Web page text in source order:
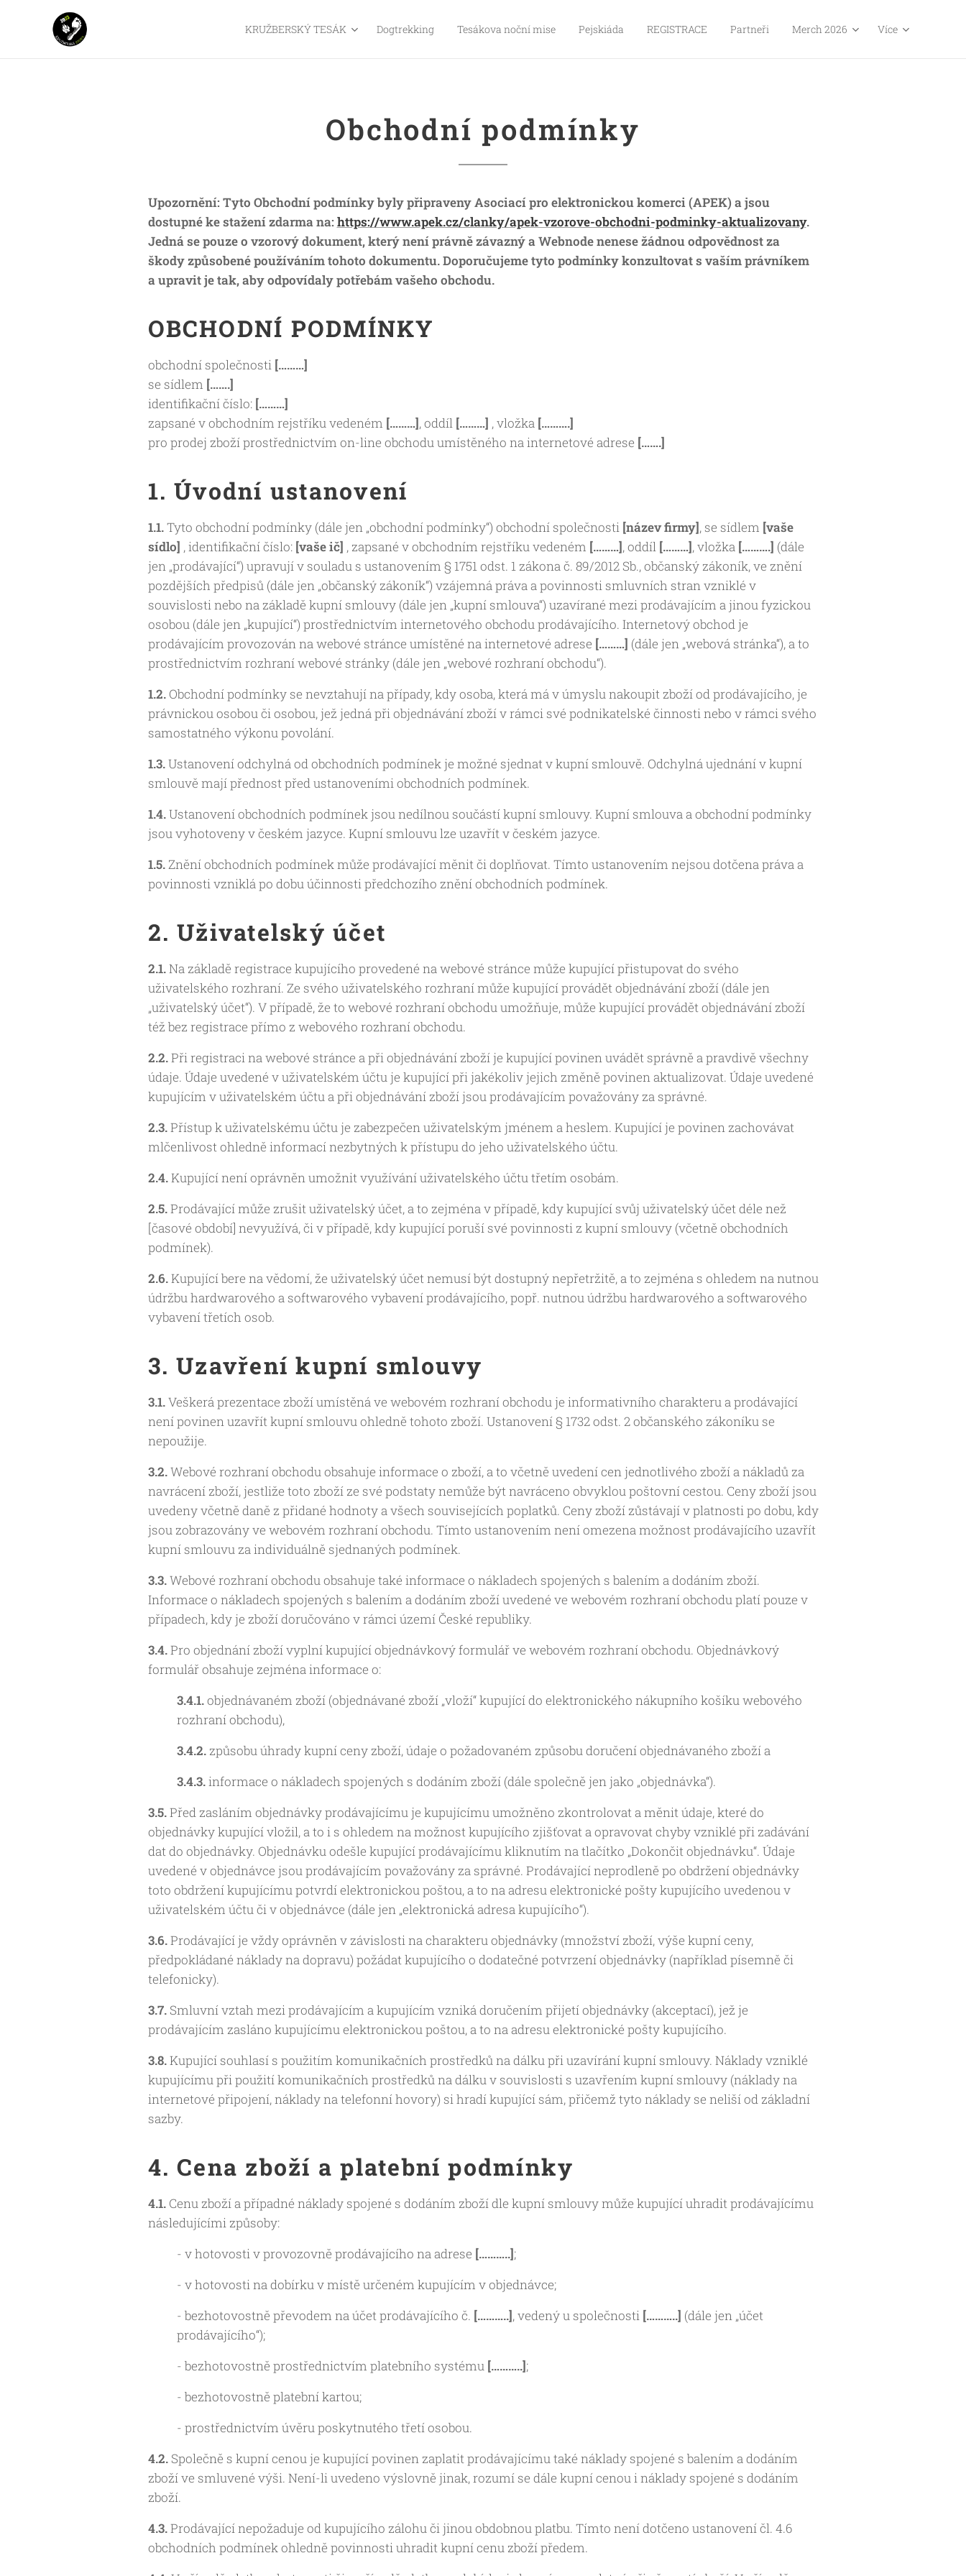
KRUŽBERSKÝ TESÁK Dogtrekking Tesákova noční mise Pejskiáda REGISTRACE Partneři Merch 2026 Více
Obchodní podmínky
Upozornění: Tyto Obchodní podmínky byly připraveny Asociací pro elektronickou komerci (APEK) a jsou
dostupné ke stažení zdarma na: https://www.apek.cz/clanky/apek-vzorove-obchodni-podminky-aktualizovany.
Jedná se pouze o vzorový dokument, který není právně závazný a Webnode nenese žádnou odpovědnost za
škody způsobené používáním tohoto dokumentu. Doporučujeme tyto podmínky konzultovat s vaším právníkem
a upravit je tak, aby odpovídaly potřebám vašeho obchodu.
OBCHODNÍ PODMÍNKY
obchodní společnosti[………]
se sídlem […….]
identifikační číslo: [………]
zapsané v obchodním rejstříku vedeném [………], oddíl [………] , vložka [……….]
pro prodej zboží prostřednictvím on-line obchodu umístěného na internetové adrese […….]
1. Úvodní ustanovení
1.1.Tyto obchodní podmínky (dále jen „obchodní podmínky“) obchodní společnosti [název firmy], se sídlem [vaše
sídlo] , identifikační číslo: [vaše ič] , zapsané v obchodním rejstříku vedeném [………], oddíl [………], vložka [……….] (dále
jen „prodávající“) upravují v souladu s ustanovením § 1751 odst. 1 zákona č. 89/2012 Sb., občanský zákoník, ve znění
pozdějších předpisů (dále jen „občanský zákoník“) vzájemná práva a povinnosti smluvních stran vzniklé v
souvislosti nebo na základě kupní smlouvy (dále jen „kupní smlouva“) uzavírané mezi prodávajícím a jinou fyzickou
osobou (dále jen „kupující“) prostřednictvím internetového obchodu prodávajícího. Internetový obchod je
prodávajícím provozován na webové stránce umístěné na internetové adrese [………] (dále jen „webová stránka“), a to
prostřednictvím rozhraní webové stránky (dále jen „webové rozhraní obchodu“).
1.2.Obchodní podmínky se nevztahují na případy, kdy osoba, která má v úmyslu nakoupit zboží od prodávajícího, je
právnickou osobou či osobou, jež jedná při objednávání zboží v rámci své podnikatelské činnosti nebo v rámci svého
samostatného výkonu povolání.
1.3.Ustanovení odchylná od obchodních podmínek je možné sjednat v kupní smlouvě. Odchylná ujednání v kupní
smlouvě mají přednost před ustanoveními obchodních podmínek.
1.4.Ustanovení obchodních podmínek jsou nedílnou součástí kupní smlouvy. Kupní smlouva a obchodní podmínky
jsou vyhotoveny v českém jazyce. Kupní smlouvu lze uzavřít v českém jazyce.
1.5.Znění obchodních podmínek může prodávající měnit či doplňovat. Tímto ustanovením nejsou dotčena práva a
povinnosti vzniklá po dobu účinnosti předchozího znění obchodních podmínek.
2. Uživatelský účet
2.1.Na základě registrace kupujícího provedené na webové stránce může kupující přistupovat do svého
uživatelského rozhraní. Ze svého uživatelského rozhraní může kupující provádět objednávání zboží (dále jen
„uživatelský účet“). V případě, že to webové rozhraní obchodu umožňuje, může kupující provádět objednávání zboží
též bez registrace přímo z webového rozhraní obchodu.
2.2.Při registraci na webové stránce a při objednávání zboží je kupující povinen uvádět správně a pravdivě všechny
údaje. Údaje uvedené v uživatelském účtu je kupující při jakékoliv jejich změně povinen aktualizovat. Údaje uvedené
kupujícím v uživatelském účtu a při objednávání zboží jsou prodávajícím považovány za správné.
2.3.Přístup k uživatelskému účtu je zabezpečen uživatelským jménem a heslem. Kupující je povinen zachovávat
mlčenlivost ohledně informací nezbytných k přístupu do jeho uživatelského účtu.
2.4.Kupující není oprávněn umožnit využívání uživatelského účtu třetím osobám.
2.5.Prodávající může zrušit uživatelský účet, a to zejména v případě, kdy kupující svůj uživatelský účet déle než
[časové období] nevyužívá, či v případě, kdy kupující poruší své povinnosti z kupní smlouvy (včetně obchodních
podmínek).
2.6.Kupující bere na vědomí, že uživatelský účet nemusí být dostupný nepřetržitě, a to zejména s ohledem na nutnou
údržbu hardwarového a softwarového vybavení prodávajícího, popř. nutnou údržbu hardwarového a softwarového
vybavení třetích osob.
3. Uzavření kupní smlouvy
3.1.Veškerá prezentace zboží umístěná ve webovém rozhraní obchodu je informativního charakteru a prodávající
není povinen uzavřít kupní smlouvu ohledně tohoto zboží. Ustanovení § 1732 odst. 2 občanského zákoníku se
nepoužije.
3.2.Webové rozhraní obchodu obsahuje informace o zboží, a to včetně uvedení cen jednotlivého zboží a nákladů za
navrácení zboží, jestliže toto zboží ze své podstaty nemůže být navráceno obvyklou poštovní cestou. Ceny zboží jsou
uvedeny včetně daně z přidané hodnoty a všech souvisejících poplatků. Ceny zboží zůstávají v platnosti po dobu, kdy
jsou zobrazovány ve webovém rozhraní obchodu. Tímto ustanovením není omezena možnost prodávajícího uzavřít
kupní smlouvu za individuálně sjednaných podmínek.
3.3.Webové rozhraní obchodu obsahuje také informace o nákladech spojených s balením a dodáním zboží.
Informace o nákladech spojených s balením a dodáním zboží uvedené ve webovém rozhraní obchodu platí pouze v
případech, kdy je zboží doručováno v rámci území České republiky.
3.4.Pro objednání zboží vyplní kupující objednávkový formulář ve webovém rozhraní obchodu. Objednávkový
formulář obsahuje zejména informace o:
3.4.1.objednávaném zboží (objednávané zboží „vloží“ kupující do elektronického nákupního košíku webového
rozhraní obchodu),
3.4.2. způsobu úhrady kupní ceny zboží, údaje o požadovaném způsobu doručení objednávaného zboží a
3.4.3.informace o nákladech spojených s dodáním zboží (dále společně jen jako „objednávka“).
3.5.Před zasláním objednávky prodávajícímu je kupujícímu umožněno zkontrolovat a měnit údaje, které do
objednávky kupující vložil, a to i s ohledem na možnost kupujícího zjišťovat a opravovat chyby vzniklé při zadávání
dat do objednávky. Objednávku odešle kupující prodávajícímu kliknutím na tlačítko „Dokončit objednávku“. Údaje
uvedené v objednávce jsou prodávajícím považovány za správné. Prodávající neprodleně po obdržení objednávky
toto obdržení kupujícímu potvrdí elektronickou poštou, a to na adresu elektronické pošty kupujícího uvedenou v
uživatelském účtu či v objednávce (dále jen „elektronická adresa kupujícího“).
3.6.Prodávající je vždy oprávněn v závislosti na charakteru objednávky (množství zboží, výše kupní ceny,
předpokládané náklady na dopravu) požádat kupujícího o dodatečné potvrzení objednávky (například písemně či
telefonicky).
3.7. Smluvní vztah mezi prodávajícím a kupujícím vzniká doručením přijetí objednávky (akceptací), jež je
prodávajícím zasláno kupujícímu elektronickou poštou, a to na adresu elektronické pošty kupujícího.
3.8.Kupující souhlasí s použitím komunikačních prostředků na dálku při uzavírání kupní smlouvy. Náklady vzniklé
kupujícímu při použití komunikačních prostředků na dálku v souvislosti s uzavřením kupní smlouvy (náklady na
internetové připojení, náklady na telefonní hovory) si hradí kupující sám, přičemž tyto náklady se neliší od základní
sazby.
4. Cena zboží a platební podmínky
4.1. Cenu zboží a případné náklady spojené s dodáním zboží dle kupní smlouvy může kupující uhradit prodávajícímu
následujícími způsoby:
- v hotovosti v provozovně prodávajícího na adrese [………..];
- v hotovosti na dobírku v místě určeném kupujícím v objednávce;
- bezhotovostně převodem na účet prodávajícího č. [………..], vedený u společnosti [………..] (dále jen „účet
prodávajícího“);
- bezhotovostně prostřednictvím platebního systému [………..];
- bezhotovostně platební kartou;
- prostřednictvím úvěru poskytnutého třetí osobou.
4.2. Společně s kupní cenou je kupující povinen zaplatit prodávajícímu také náklady spojené s balením a dodáním
zboží ve smluvené výši. Není-li uvedeno výslovně jinak, rozumí se dále kupní cenou i náklady spojené s dodáním
zboží.
4.3.Prodávající nepožaduje od kupujícího zálohu či jinou obdobnou platbu. Tímto není dotčeno ustanovení čl. 4.6
obchodních podmínek ohledně povinnosti uhradit kupní cenu zboží předem.